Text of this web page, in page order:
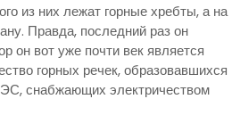
из них лежат горные хребты, а на
Правда, последний раз он
он вот уже почти век является
горных речек, образовавшихся
снабжающих электричеством